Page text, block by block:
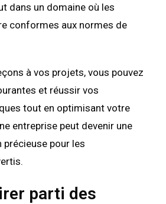
dans un domaine où les
conformes aux normes de
à vos projets, vous pouvez
et réussir vos
tout en optimisant votre
entreprise peut devenir une
précieuse pour les
parti des